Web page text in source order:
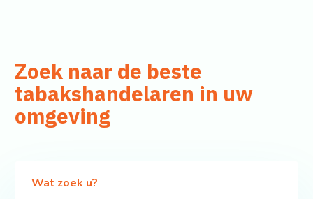
Zoek naar de beste
tabakshandelaren in uw
omgeving
Wat zoek u?